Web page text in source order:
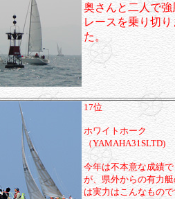
奥さんと二人で強
レースを乗り切り
た。
17位
ホワイトホーク
（YAMAHA31SLTD)
今年は不本意な成績
が、県外からの有力
は実力はこんなもの